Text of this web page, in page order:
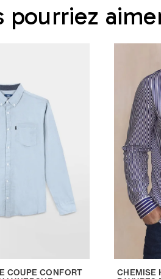
pourriez
COUPE CONFORT
CHEMISE